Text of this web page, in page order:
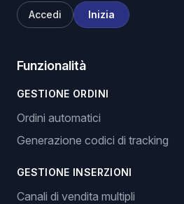
Accedi Inizia
Funzionalità
GESTIONE ORDINI
Ordini automatici
Generazione codici di tracking
GESTIONE INSERZIONI
Canali di vendita multipli